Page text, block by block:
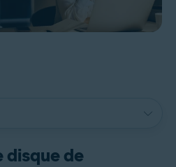
disque de